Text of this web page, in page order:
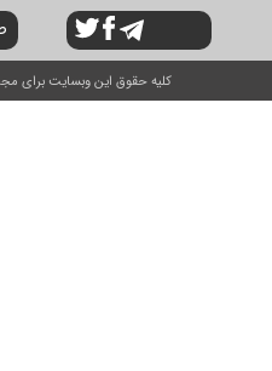
کلیه حقوق این وبسایت برای